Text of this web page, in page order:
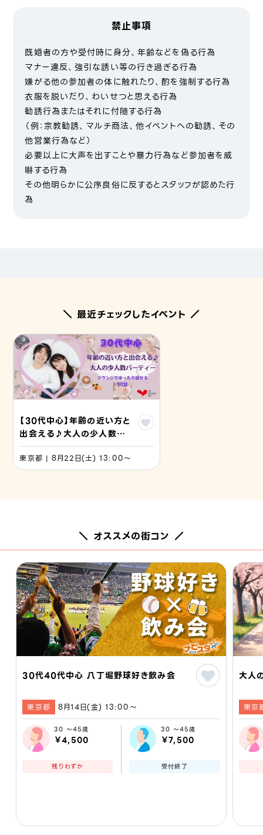
禁止事項
既婚者の方や受付時に身分、年齢などを偽る行為
マナー違反、強引な誘い等の行き過ぎる行為
嫌がる他の参加者の体に触れたり、酌を強制する行為
衣服を脱いだり、わいせつと思える行為
勧誘行為またはそれに付随する行為
（例：宗教勧誘、マルチ商法、他イベントへの勧誘、その
他営業行為など）
必要以上に大声を出すことや暴力行為など参加者を威
嚇する行為
その他明らかに公序良俗に反するとスタッフが認めた行
為
＼ 最近チェックしたイベント ／
【30代中心】年齢の近い方と
出会える♪大人の少人数パ
ーティー
東京都 | 8月22日(土) 13:00〜
＼ オススメの街コン ／
30代40代中心 八丁堀野球好き飲み会
東京都 8月14日(金) 13:00〜
30 ～45歳
￥4,500
残りわずか
30 ～45歳
￥7,500
受付終了
大人
東京